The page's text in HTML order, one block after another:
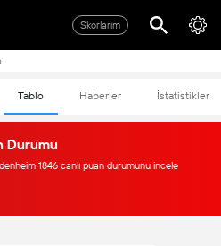
Skorlarım
Tablo Haberler İstatistikler
Durumu
1846 canlı puan durumunu incele